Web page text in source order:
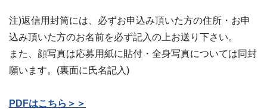
注)返信用封筒には、必ずお申込み頂いた方の住所・お申
込み頂いた方のお名前を必ず記入の上お送り下さい。
また、顔写真は応募用紙に貼付・全身写真については同封
願います。(裏面に氏名記入)
PDFはこちら＞＞